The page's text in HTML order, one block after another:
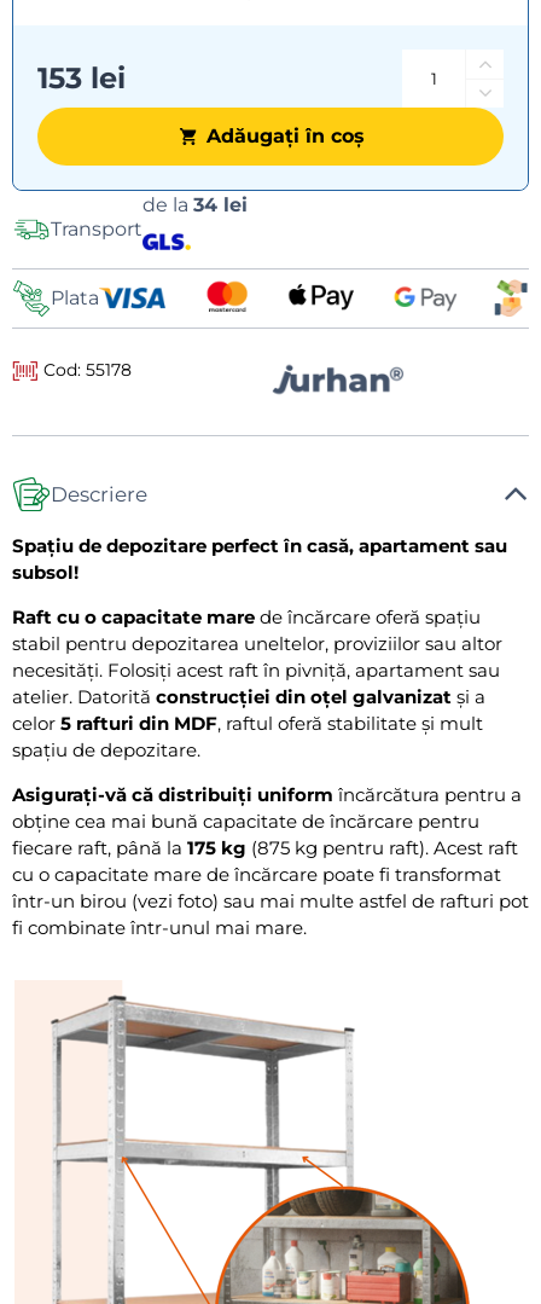
153 lei
Adăugați în coș
Transport
de la 34 lei
Plata
Cod: 55178
Descriere
Spațiu de depozitare perfect în casă, apartament sau
subsol!
Raft cu o capacitate mare de încărcare oferă spațiu
stabil pentru depozitarea uneltelor, proviziilor sau altor
necesități. Folosiți acest raft în pivniță, apartament sau
atelier. Datorită construcției din oțel galvanizat și a
celor 5 rafturi din MDF, raftul oferă stabilitate și mult
spațiu de depozitare.
Asigurați-vă că distribuiți uniform încărcătura pentru a
obține cea mai bună capacitate de încărcare pentru
fiecare raft, până la 175 kg (875 kg pentru raft). Acest raft
cu o capacitate mare de încărcare poate fi transformat
într-un birou (vezi foto) sau mai multe astfel de rafturi pot
fi combinate într-unul mai mare.